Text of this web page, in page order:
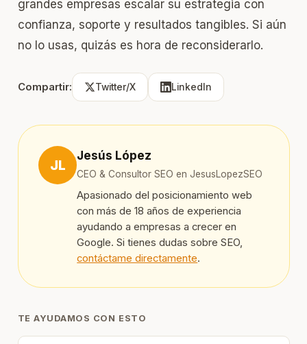
grandes empresas escalar su estrategia con
confianza, soporte y resultados tangibles. Si aún
no lo usas, quizás es hora de reconsiderarlo.
Compartir: Twitter/X LinkedIn
JL
Jesús López
CEO & Consultor SEO en JesusLopezSEO
Apasionado del posicionamiento web
con más de 18 años de experiencia
ayudando a empresas a crecer en
Google. Si tienes dudas sobre SEO,
contáctame directamente.
TE AYUDAMOS CON ESTO